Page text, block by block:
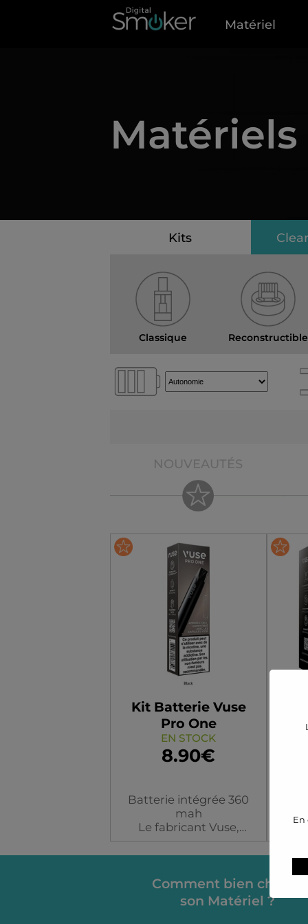
En
Matériel
Matériels
Kits
Classique Reconstructible
NOUVEAUTÉS
Couleur
Kit Batterie Vuse
Pro One
EN STOCK
8.90€
Batterie intégrée 360
mah
Le fabricant Vuse,
spécialiste reconnu de la
cigarette électronique,
performante de 360
mAh. Compacte et
pratique, la Vuse Pro
Le
Comment bien choisir
son Matériel ?